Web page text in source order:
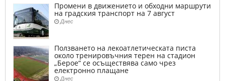
Промени в движението и обходни маршрути
на градския транспорт на 7 август
Днес
Ползването на лекоатлетическата писта
около тренировъчния терен на стадион
„Берое“ се осъществява само чрез
електронно плащане
Днес